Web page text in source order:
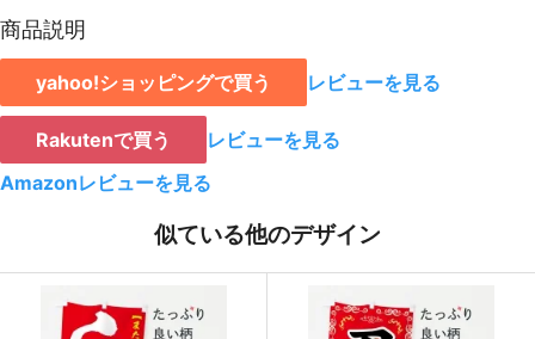
18
19 928 15776
20 923
21 921
919
24 915 21960
商品説明
yahoo!ショッピングで買う レビューを見る
Rakutenで買う
レビューを見る
Amazonレビューを見る
似ている他のデザイン